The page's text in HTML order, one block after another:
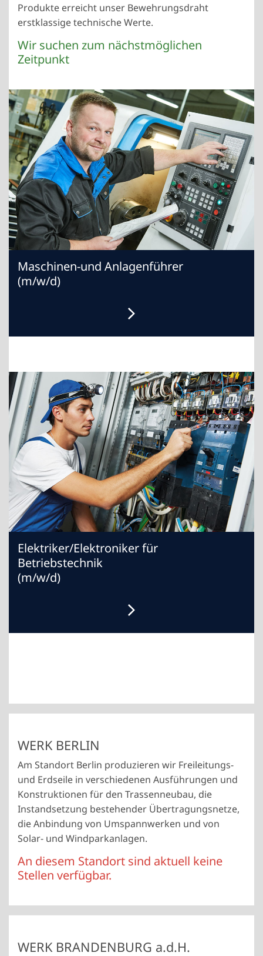
Produkte erreicht unser Bewehrungsdraht
erstklassige technische Werte.
Wir suchen zum nächstmöglichen
Zeitpunkt
Maschinen-und Anlagenführer
(m/w/d)
Elektriker/Elektroniker für
Betriebstechnik
(m/w/d)
WERK BERLIN
Am Standort Berlin produzieren wir Freileitungs-
und Erdseile in verschiedenen Ausführungen und
Konstruktionen für den Trassenneubau, die
Instandsetzung bestehender Übertragungsnetze,
die Anbindung von Umspannwerken und von
Solar- und Windparkanlagen.
An diesem Standort sind aktuell keine
Stellen verfügbar.
WERK BRANDENBURG a.d.H.